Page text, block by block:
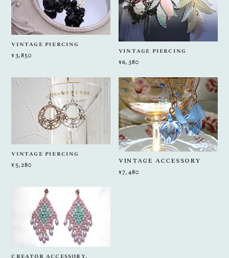
vintage piercing
¥3,850
vintage piercing
¥6,380
vintage piercing
¥5,280
VINTAGE ACCESSORY
¥7,480